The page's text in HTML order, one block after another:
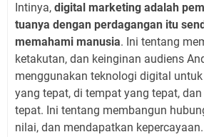
Intinya, digital marketing adalah
tuanya dengan perdagangan itu
memahami manusia. Ini tentang
ketakutan, dan keinginan audiens
menggunakan teknologi digital
yang tepat, di tempat yang tepat,
tepat. Ini tentang membangun
nilai, dan mendapatkan